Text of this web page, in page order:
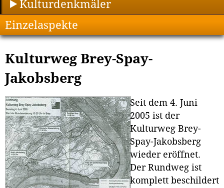
Kulturdenkmäler
Einzelaspekte
Kulturweg Brey-Spay-
Jakobsberg
Seit dem 4. Juni
2005 ist der
Kulturweg Brey-
Spay-Jakobsberg
wieder eröffnet.
Der Rundweg ist
komplett beschildert